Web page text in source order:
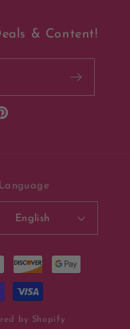
& Content!
Language
English
by Shopify